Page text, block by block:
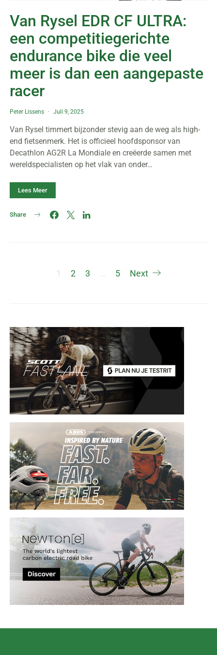
Van Rysel EDR CF ULTRA:
een competitiegerichte
endurance bike die veel
meer is dan een aangepaste
racer
Peter Lissens Juli 9, 2025
Van Rysel timmert bijzonder stevig aan de weg als high-
end fietsenmerk. Het is officieel hoofdsponsor van
Decathlon AG2R La Mondiale en creëerde samen met
wereldspecialisten op het vlak van onder…
Lees Meer
Share
Berichten
1 2 3 … 5 Next